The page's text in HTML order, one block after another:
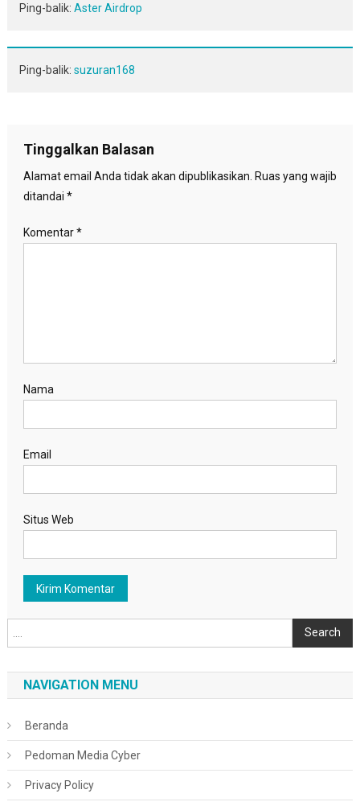
Ping-balik: Aster Airdrop
Ping-balik: suzuran168
Tinggalkan Balasan
Alamat email Anda tidak akan dipublikasikan. Ruas yang wajib
ditandai *
Komentar*
Nama
Email
Situs Web
Search
NAVIGATION MENU
Beranda
Pedoman Media Cyber
Privacy Policy